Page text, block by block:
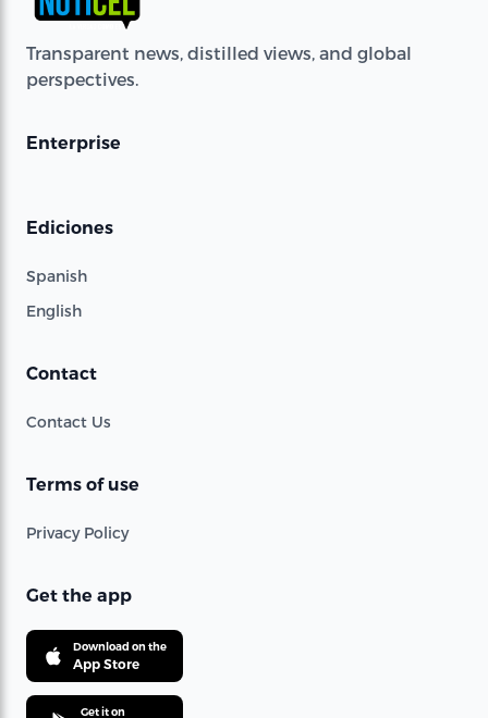
Transparent news, distilled views, and global
perspectives.
Enterprise
Ediciones
Spanish
English
Contact
Contact Us
Terms of use
Privacy Policy
Get the app
Download on the
App Store
Get it on